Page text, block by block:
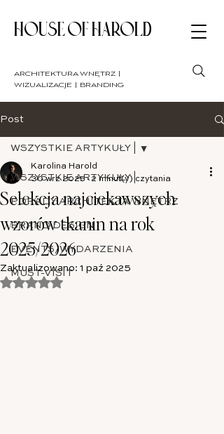
architektura wnętrz |
wizualizacje | branding
HOUSE OF HAROLD
Post
WSZYSTKIE ARTYKUŁY |
PORADY ARCHITEKTA WNĘTRZ
BRAND DESIGN
EVENTS/WYDARZENIA
MUST-VISIT
WSZYSTKIE ARTYKUŁY |
Selekcja najciekawszych
wzorów tkanin na rok
2025/2026
Karolina Harold
30 wrz 2025
2 minut(y) czytania
Zaktualizowano: 1 paź 2025
Oceniono na NaN z 5 gwiazdek.